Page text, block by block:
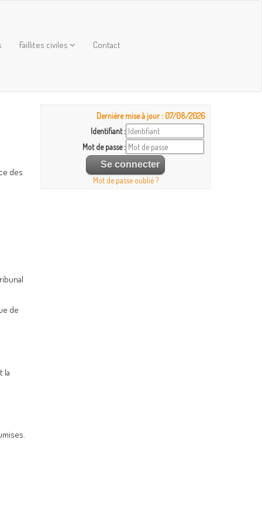
Faillites civiles Contact
des
de
la
Dernière mise à jour : 07/08/2026
Identifiant :
Mot de passe :
Mot de passe oublié ?